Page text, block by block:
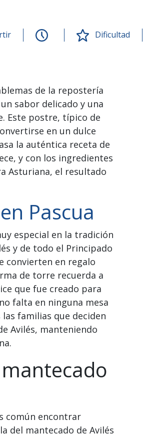
Dificultad
de la repostería
sabor delicado y una
Este postre, típico de
en un dulce
la auténtica receta de
y con los ingredientes
Asturiana, el resultado
Pascua
especial en la tradición
y de todo el Principado
convierten en regalo
de torre recuerda a
que fue creado para
falta en ninguna mesa
las familias que deciden
Avilés, manteniendo
común encontrar
del mantecado de Avilés